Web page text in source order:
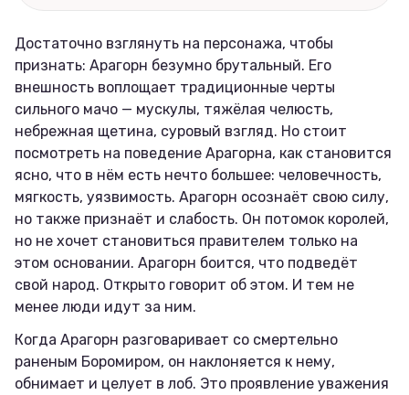
Достаточно взглянуть на персонажа, чтобы
признать: Арагорн безумно брутальный. Его
внешность воплощает традиционные черты
сильного мачо — мускулы, тяжёлая челюсть,
небрежная щетина, суровый взгляд. Но стоит
посмотреть на поведение Арагорна, как становится
ясно, что в нём есть нечто большее: человечность,
мягкость, уязвимость. Арагорн осознаёт свою силу,
но также признаёт и слабость. Он потомок королей,
но не хочет становиться правителем только на
этом основании. Арагорн боится, что подведёт
свой народ. Открыто говорит об этом. И тем не
менее люди идут за ним.
Когда Арагорн разговаривает со смертельно
раненым Боромиром, он наклоняется к нему,
обнимает и целует в лоб. Это проявление уважения